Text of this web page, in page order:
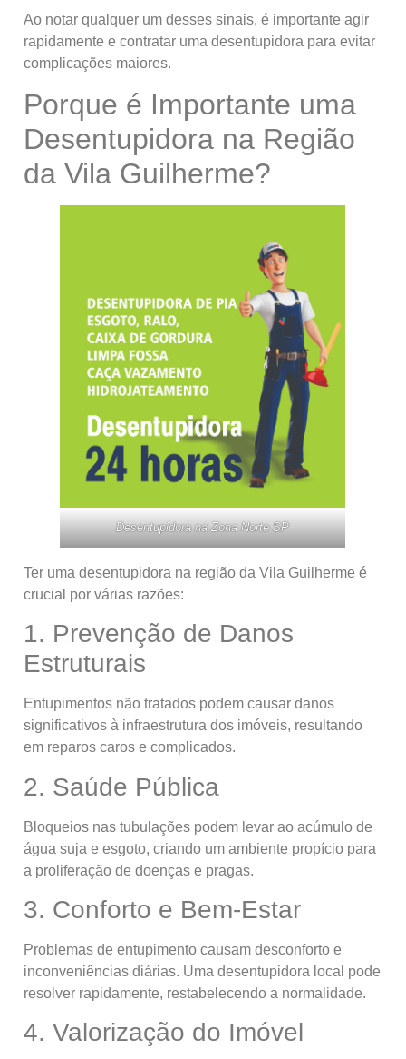
Ao notar qualquer um desses sinais, é importante agir
rapidamente e contratar uma desentupidora para evitar
complicações maiores.
Porque é Importante uma
Desentupidora na Região
da Vila Guilherme?
Desentupidora na Zona Norte SP
Ter uma desentupidora na região da Vila Guilherme é
crucial por várias razões:
1. Prevenção de Danos
Estruturais
Entupimentos não tratados podem causar danos
significativos à infraestrutura dos imóveis, resultando
em reparos caros e complicados.
2. Saúde Pública
Bloqueios nas tubulações podem levar ao acúmulo de
água suja e esgoto, criando um ambiente propício para
a proliferação de doenças e pragas.
3. Conforto e Bem-Estar
Problemas de entupimento causam desconforto e
inconveniências diárias. Uma desentupidora local pode
resolver rapidamente, restabelecendo a normalidade.
4. Valorização do Imóvel